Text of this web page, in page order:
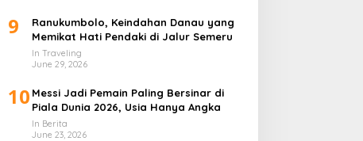
9
Ranukumbolo, Keindahan Danau yang
Memikat Hati Pendaki di Jalur Semeru
In Traveling
June 29, 2026
10 Messi Jadi Pemain Paling Bersinar di
Piala Dunia 2026, Usia Hanya Angka
In Berita
June 23, 2026